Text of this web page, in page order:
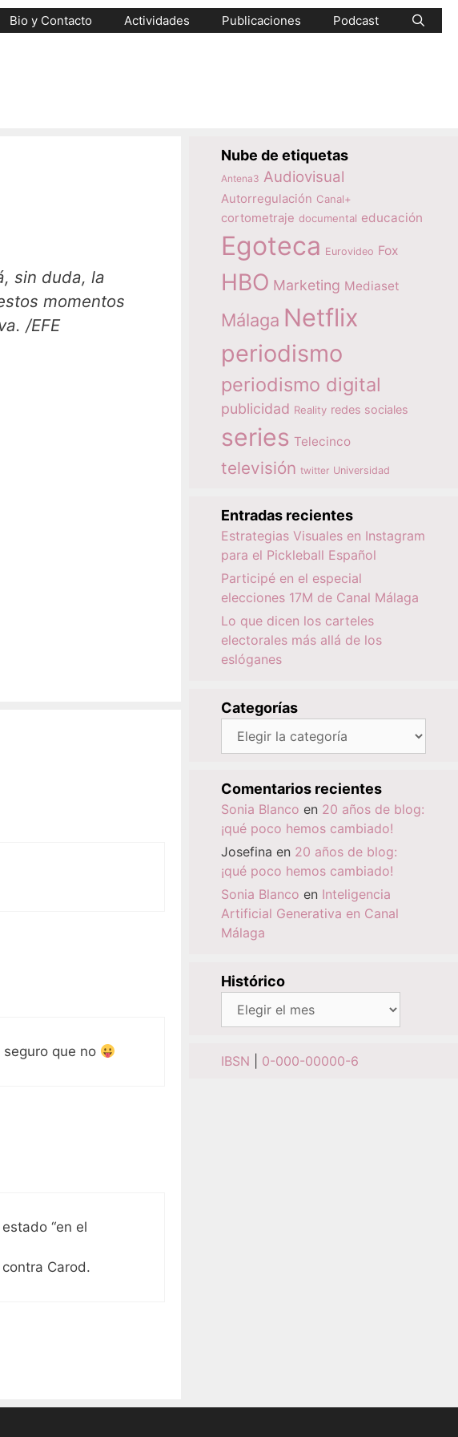
Bio y Contacto Actividades Publicaciones Podcast
sin duda, la
momentos
/EFE
que no
“en el
Carod.
Nube de etiquetas
Antena3 Audiovisual
Autorregulación Canal+
cortometraje documental educación
Egoteca Eurovideo Fox
HBO Marketing Mediaset
Málaga Netflix
periodismo
periodismo digital
publicidad Reality redes sociales
series Telecinco
televisión twitter Universidad
Entradas recientes
Estrategias Visuales en Instagram
para el Pickleball Español
Participé en el especial
elecciones 17M de Canal Málaga
Lo que dicen los carteles
electorales más allá de los
eslóganes
Categorías
Categorías
Comentarios recientes
Sonia Blanco en 20 años de blog:
¡qué poco hemos cambiado!
Josefina en 20 años de blog:
¡qué poco hemos cambiado!
Sonia Blanco en Inteligencia
Artificial Generativa en Canal
Málaga
Histórico
Histórico
IBSN 0-000-00000-6